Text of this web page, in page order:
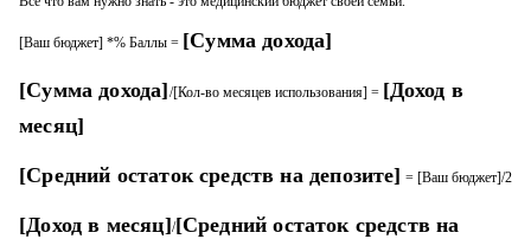
[Ваш бюджет] *% Баллы = [Сумма дохода]
[Сумма дохода]/[Кол-во месяцев использования] = [Доход в
месяц]
[Средний остаток средств на депозите] = [Ваш бюджет]/2
[Доход в месяц]/[Средний остаток средств на